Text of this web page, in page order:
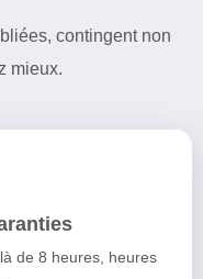
contingent non
mieux.
de 8 heures, heures